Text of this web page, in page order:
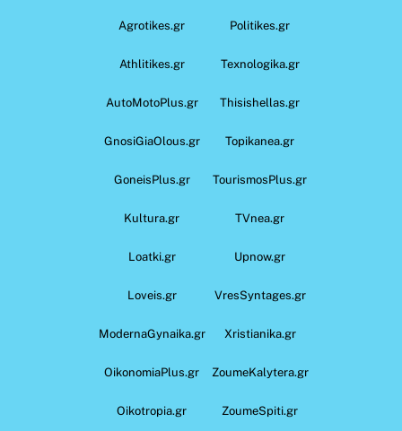
Agrotikes.gr Politikes.gr
Athlitikes.gr Texnologika.gr
AutoMotoPlus.gr Thisishellas.gr
GnosiGiaOlous.gr Topikanea.gr
GoneisPlus.gr TourismosPlus.gr
Kultura.gr TVnea.gr
Loatki.gr Upnow.gr
Loveis.gr VresSyntages.gr
ModernaGynaika.gr Xristianika.gr
OikonomiaPlus.gr ZoumeKalytera.gr
Oikotropia.gr ZoumeSpiti.gr